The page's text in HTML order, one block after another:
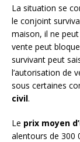
La situation se
le conjoint
maison, il ne
vente peut
survivant peut
l’autorisation de
sous certaines
civil.
Le prix moyen
alentours de 300